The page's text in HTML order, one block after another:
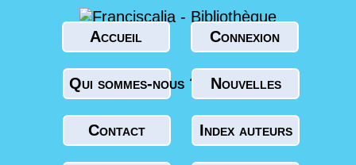
Accueil Connexion
Qui sommes-nous ? Nouvelles
Contact Index auteurs